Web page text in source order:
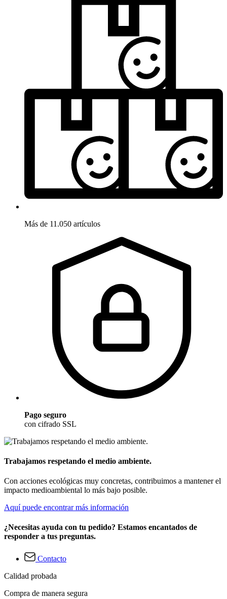
Más de 11.050 artículos
Pago seguro
con cifrado SSL
Trabajamos respetando el medio ambiente.
Con acciones ecológicas muy concretas, contribuimos a mantener el
impacto medioambiental lo más bajo posible.
Aquí puede encontrar más información
¿Necesitas ayuda con tu pedido? Estamos encantados de
responder a tus preguntas.
Contacto
Calidad probada
Compra de manera segura